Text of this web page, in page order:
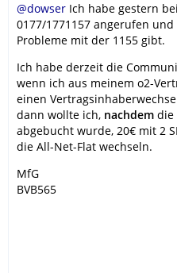
@dowser Ich habe gestern
0177/1771157 angerufen
Probleme mit der 1155 gibt.
Ich habe derzeit die
wenn ich aus meinem o2-
einen
dann wollte ich, nachdem die
abgebucht wurde, 20€ mit 2
die All-Net-Flat wechseln.
MfG
BVB565